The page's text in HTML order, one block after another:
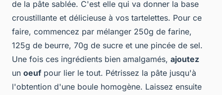
de la pâte sablée. C'est elle qui va donner la base
croustillante et délicieuse à vos tartelettes. Pour ce
faire, commencez par mélanger 250g de farine,
125g de beurre, 70g de sucre et une pincée de sel.
Une fois ces ingrédients bien amalgamés, ajoutez
un oeuf pour lier le tout. Pétrissez la pâte jusqu'à
l'obtention d'une boule homogène. Laissez ensuite